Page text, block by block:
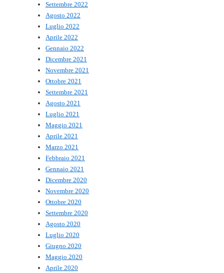
Settembre 2022
Agosto 2022
Luglio 2022
Aprile 2022
Gennaio 2022
Dicembre 2021
Novembre 2021
Ottobre 2021
Settembre 2021
Agosto 2021
Luglio 2021
Maggio 2021
Aprile 2021
Marzo 2021
Febbraio 2021
Gennaio 2021
Dicembre 2020
Novembre 2020
Ottobre 2020
Settembre 2020
Agosto 2020
Luglio 2020
Giugno 2020
Maggio 2020
Aprile 2020